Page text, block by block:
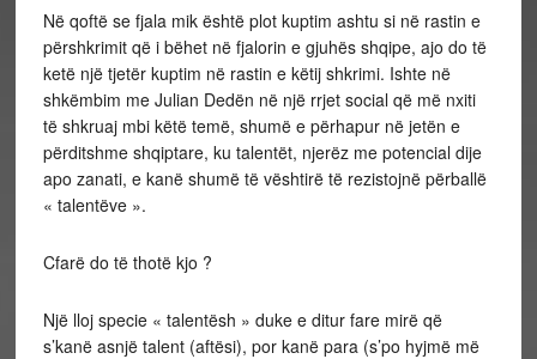
Në qoftë se fjala mik është plot kuptim ashtu si në rastin e
përshkrimit që i bëhet në fjalorin e gjuhës shqipe, ajo do të
ketë një tjetër kuptim në rastin e këtij shkrimi. Ishte në
shkëmbim me Julian Dedën në një rrjet social që më nxiti
të shkruaj mbi këtë temë, shumë e përhapur në jetën e
përditshme shqiptare, ku talentët, njerëz me potencial dije
apo zanati, e kanë shumë të vështirë të rezistojnë përballë
« talentëve ».
Cfarë do të thotë kjo ?
Një lloj specie « talentësh » duke e ditur fare mirë që
s’kanë asnjë talent (aftësi), por kanë para (s’po hyjmë më